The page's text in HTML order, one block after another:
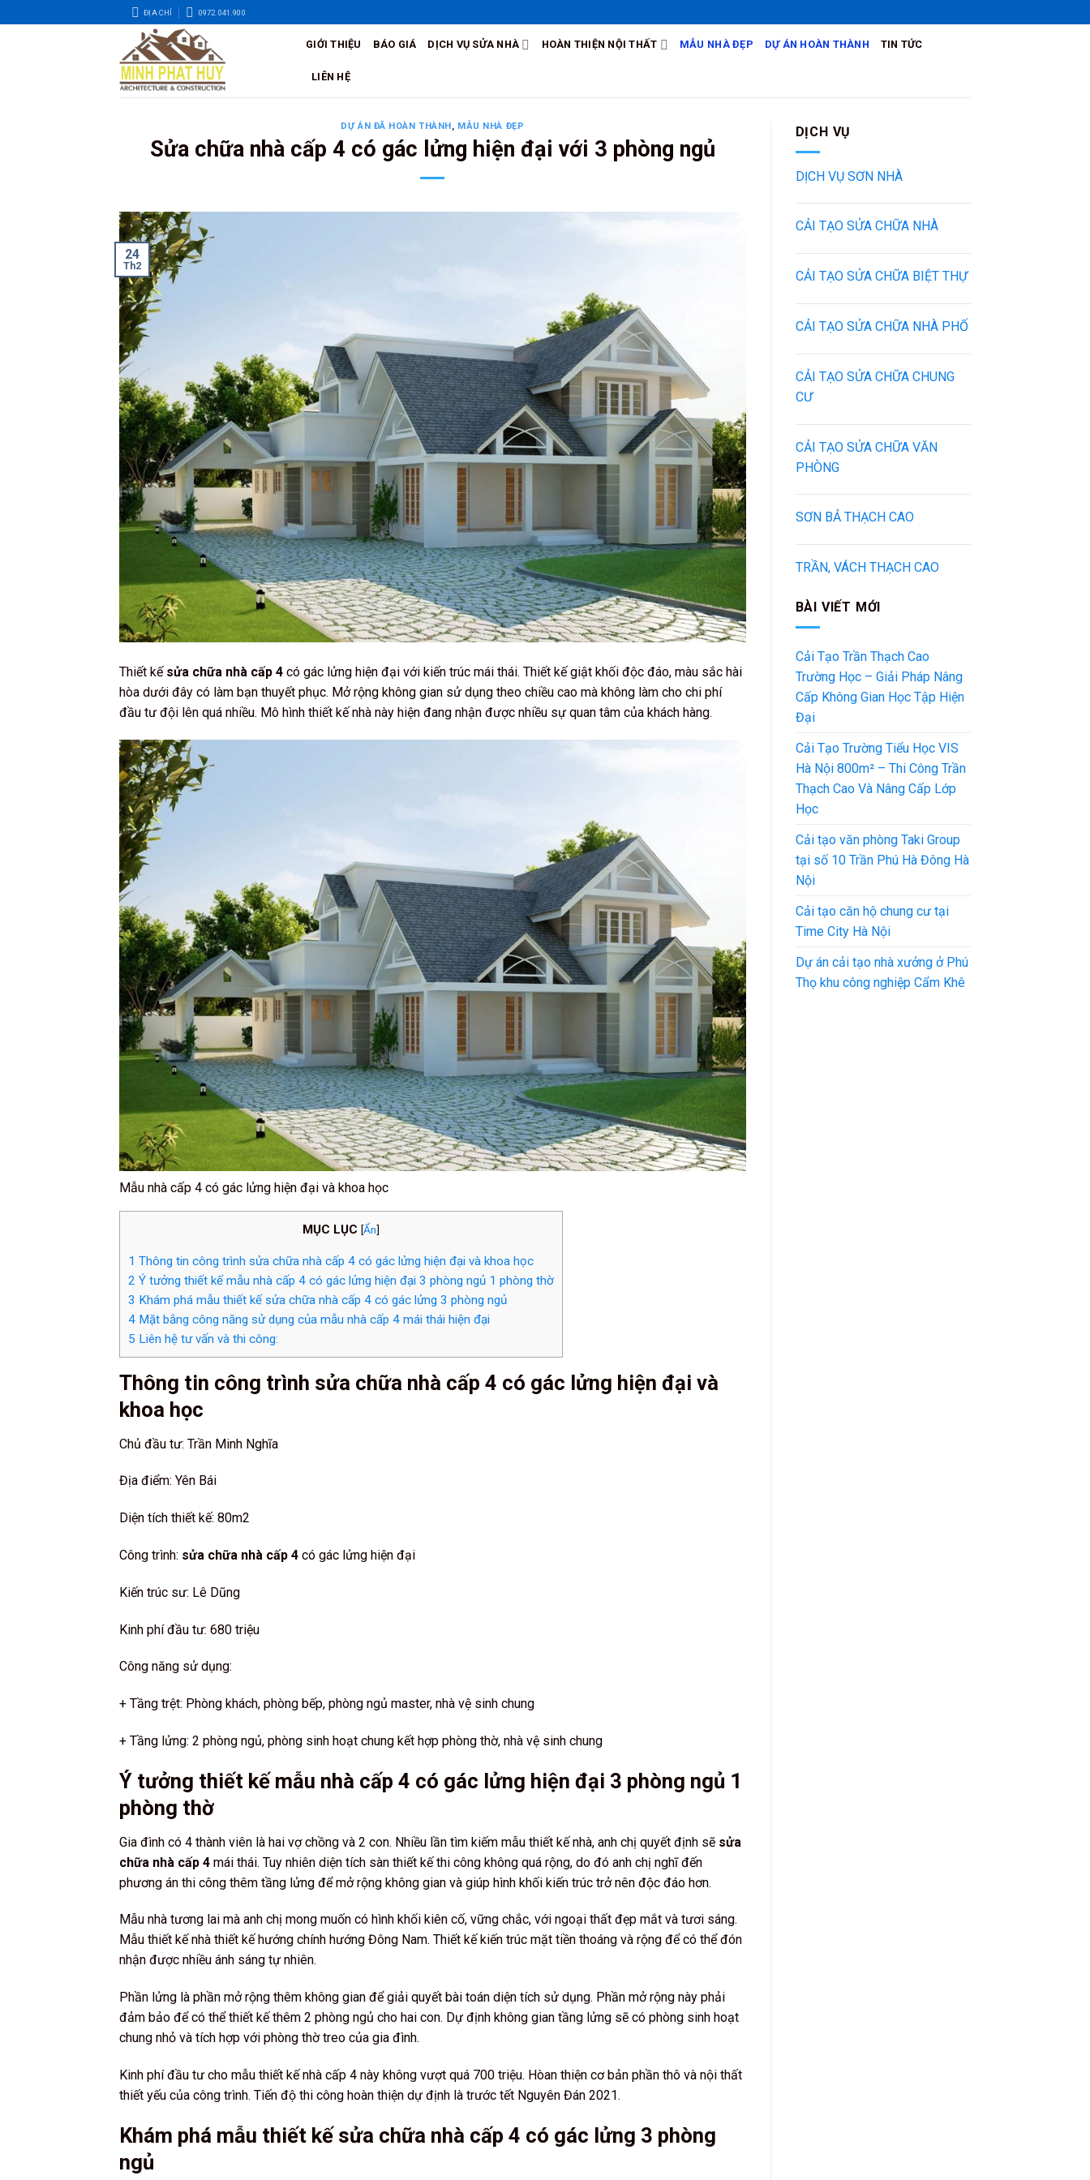
ĐỊA CHỈ 0972.041.900
GIỚI THIỆU BÁO GIÁ DỊCH VỤ SỬA NHÀ HOÀN THIỆN NỘI THẤT MẪU NHÀ ĐẸP DỰ ÁN HOÀN THÀNH TIN TỨC
LIÊN HỆ
DỰ ÁN ĐÃ HOÀN THÀNH, MẪU NHÀ ĐẸP
Sửa chữa nhà cấp 4 có gác lửng hiện đại với 3 phòng ngủ
24
Th2
Thiết kếsửa chữa nhà cấp 4 có gác lửng hiện đại với kiến trúc mái thái. Thiết kế giật khối độc đáo, màu sắc hài
hòa dưới đây có làm bạn thuyết phục. Mở rộng không gian sử dụng theo chiều cao mà không làm cho chi phí
đầu tư đội lên quá nhiều. Mô hình thiết kế nhà này hiện đang nhận được nhiều sự quan tâm của khách hàng.
Mẫu nhà cấp 4 có gác lửng hiện đại và khoa học
MỤC LỤC [Ẩn]
1 Thông tin công trình sửa chữa nhà cấp 4 có gác lửng hiện đại và khoa học
2 Ý tưởng thiết kế mẫu nhà cấp 4 có gác lửng hiện đại 3 phòng ngủ 1 phòng thờ
3 Khám phá mẫu thiết kế sửa chữa nhà cấp 4 có gác lửng 3 phòng ngủ
4 Mặt bằng công năng sử dụng của mẫu nhà cấp 4 mái thái hiện đại
5 Liên hệ tư vấn và thi công:
Thông tin công trình sửa chữa nhà cấp 4 có gác lửng hiện đại và
khoa học
Chủ đầu tư: Trần Minh Nghĩa
Địa điểm: Yên Bái
Diện tích thiết kế: 80m2
Công trình: sửa chữa nhà cấp 4 có gác lửng hiện đại
Kiến trúc sư: Lê Dũng
Kinh phí đầu tư: 680 triệu
Công năng sử dụng:
+ Tầng trệt: Phòng khách, phòng bếp, phòng ngủ master, nhà vệ sinh chung
+ Tầng lửng: 2 phòng ngủ, phòng sinh hoạt chung kết hợp phòng thờ, nhà vệ sinh chung
Ý tưởng thiết kế mẫu nhà cấp 4 có gác lửng hiện đại 3 phòng ngủ 1
phòng thờ
Gia đình có 4 thành viên là hai vợ chồng và 2 con. Nhiều lần tìm kiếm mẫu thiết kế nhà, anh chị quyết định sẽ sửa
chữa nhà cấp 4 mái thái. Tuy nhiên diện tích sàn thiết kế thi công không quá rộng, do đó anh chị nghĩ đến
phương án thi công thêm tầng lửng để mở rộng không gian và giúp hình khối kiến trúc trở nên độc đáo hơn.
Mẫu nhà tương lai mà anh chị mong muốn có hình khối kiên cố, vững chắc, với ngoại thất đẹp mắt và tươi sáng.
Mẫu thiết kế nhà thiết kế hướng chính hướng Đông Nam. Thiết kế kiến trúc mặt tiền thoáng và rộng để có thể đón
nhận được nhiều ánh sáng tự nhiên.
Phần lửng là phần mở rộng thêm không gian để giải quyết bài toán diện tích sử dụng. Phần mở rộng này phải
đảm bảo để có thể thiết kế thêm 2 phòng ngủ cho hai con. Dự định không gian tầng lửng sẽ có phòng sinh hoạt
chung nhỏ và tích hợp với phòng thờ treo của gia đình.
Kinh phí đầu tư cho mẫu thiết kế nhà cấp 4 này không vượt quá 700 triệu. Hòan thiện cơ bản phần thô và nội thất
thiết yếu của công trình. Tiến độ thi công hoàn thiện dự định là trước tết Nguyên Đán 2021.
Khám phá mẫu thiết kế sửa chữa nhà cấp 4 có gác lửng 3 phòng
ngủ
DỊCH VỤ
DỊCH VỤ SƠN NHÀ
CẢI TẠO SỬA CHỮA NHÀ
CẢI TẠO SỬA CHỮA BIỆT THỰ
CẢI TẠO SỬA CHỮA NHÀ PHỐ
CẢI TẠO SỬA CHỮA CHUNG
CƯ
CẢI TẠO SỬA CHỮA VĂN
PHÒNG
SƠN BẢ THẠCH CAO
TRẦN, VÁCH THẠCH CAO
BÀI VIẾT MỚI
Cải Tạo Trần Thạch Cao
Trường Học – Giải Pháp Nâng
Cấp Không Gian Học Tập Hiện
Đại
Cải Tạo Trường Tiểu Học VIS
Hà Nội 800m² – Thi Công Trần
Thạch Cao Và Nâng Cấp Lớp
Học
Cải tạo văn phòng Taki Group
tại số 10 Trần Phú Hà Đông Hà
Nội
Cải tạo căn hộ chung cư tại
Time City Hà Nội
Dự án cải tạo nhà xưởng ở Phú
Thọ khu công nghiệp Cẩm Khê